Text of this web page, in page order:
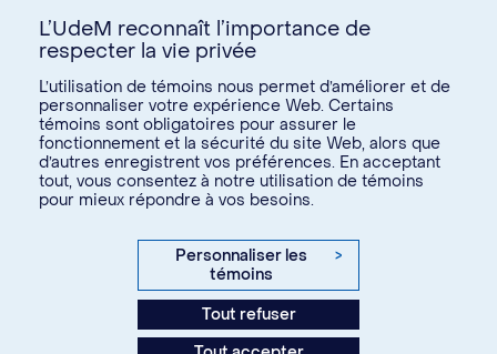
Nous joindre
Voir tous les liens
Calendrier de la vie étudiante
Ateliers culturels
Expérience étudiante
Espace entreprises
Aide financière et emploi
Espace ressources SVE
Confidentialité
Conditions d’utilisation
Paramètres des témoins
Agence webKryzalid
L’UdeM reconnaît l’importance de
respecter la vie privée
L’utilisation de témoins nous permet d’améliorer et de
personnaliser votre expérience Web. Certains
témoins sont obligatoires pour assurer le
fonctionnement et la sécurité du site Web, alors que
d’autres enregistrent vos préférences. En acceptant
tout, vous consentez à notre utilisation de témoins
pour mieux répondre à vos besoins.
Personnaliser les
témoins
>
Tout refuser